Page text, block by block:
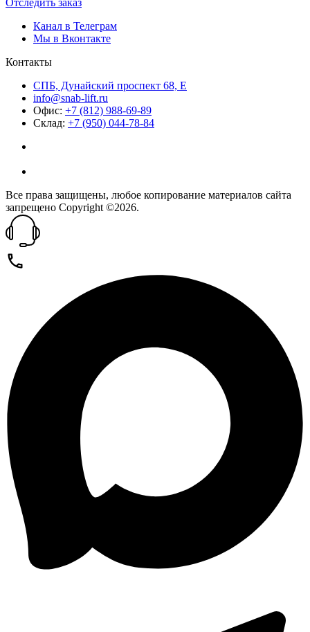
Канал в Телеграм
Мы в Вконтакте
Контакты
СПБ, Дунайский проспект 68, Е
info@snab-lift.ru
Офис: +7 (812) 988-69-89
Склад: +7 (950) 044-78-84
Все права защищены, любое копирование материалов сайта
запрещено Copyright ©2026.